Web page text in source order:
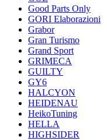
Good Parts Only
GORI Elaborazioni
Grabor
Gran Turismo
Grand Sport
GRIMECA
GUILTY
GY6
HALCYON
HEIDENAU
HeikoTuning
HELLA
HIGHSIDER